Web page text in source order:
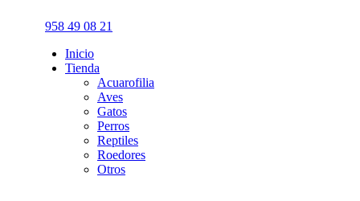
958 49 08 21
Inicio
Tienda
Acuarofilia
Aves
Gatos
Perros
Reptiles
Roedores
Otros